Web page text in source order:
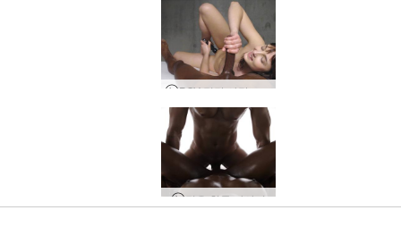
POV 링감 사랑 마사지
깊은 침투 마사지